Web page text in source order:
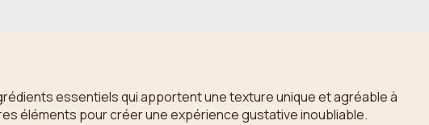
essentiels qui apportent une texture unique et agréable à
éléments pour créer une expérience gustative inoubliable.